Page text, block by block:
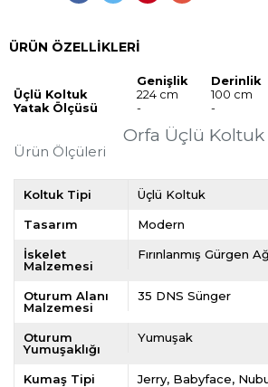
ÜRÜN ÖZELLIKLERI
Orfa Üçlü Koltuk
Ürün Ölçüleri
Genişlik Derinlik
Üçlü Koltuk
224 cm 100 cm
Yatak Ölçüsü
- -
Koltuk Tipi Üçlü Koltuk
Tasarım Modern
İskelet
Malzemesi
Fırınlanmış Gürgen
Oturum Alanı
Malzemesi
35 DNS Sünger
Oturum
Yumuşaklığı
Yumuşak
Kumaş Tipi Jerry Babyface